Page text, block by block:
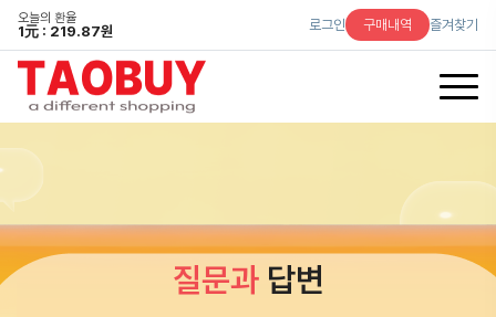
오늘의 환율
1元 : 219.87원 로그인 구매내역 즐겨찾기
질문과 답변